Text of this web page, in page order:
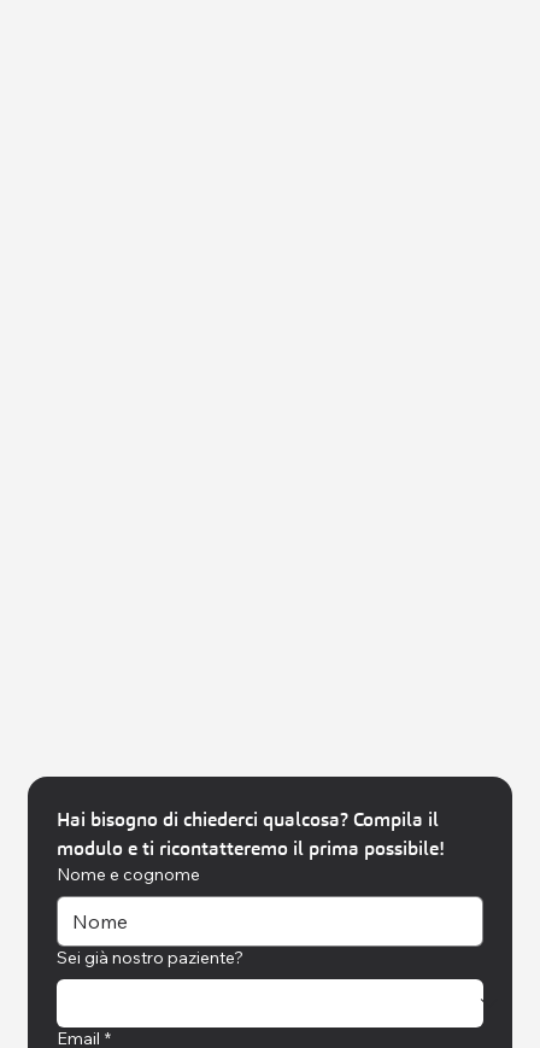
Hai bisogno di chiederci qualcosa? Compila il
modulo e ti ricontatteremo il prima possibile!
Nome e cognome
Sei già nostro paziente?
Email *